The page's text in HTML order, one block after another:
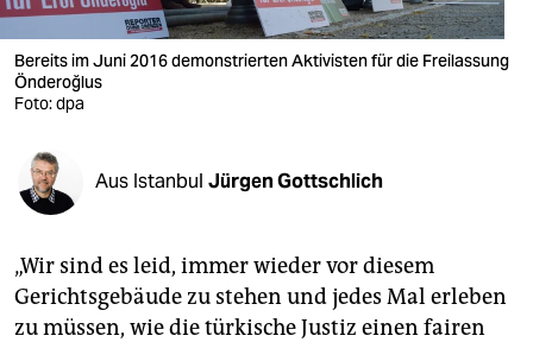
verlag
verlag
shop
fragen & hilfe
unterstützen
abo
Bereits im Juni 2016 demonstrierten Aktivisten für die Freilassung
Önderoğlus
Foto: dpa
Aus Istanbul Jürgen Gottschlich
„Wir sind es leid, immer wieder vor diesem
Gerichtsgebäude zu stehen und jedes Mal erleben
zu müssen, wie die türkische Justiz einen fairen